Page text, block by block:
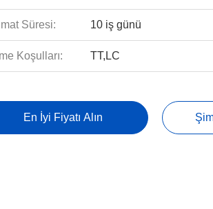
Süresi: 10 iş günü
Koşulları: TT,LC
En İyi Fiyatı Alın